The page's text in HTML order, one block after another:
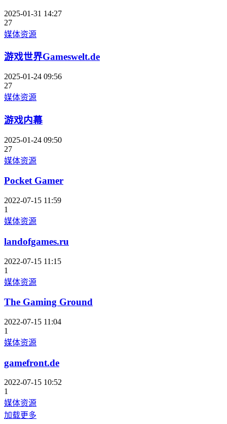
2025-01-31 14:27
27
媒体资源
游戏世界Gameswelt.de
2025-01-24 09:56
27
媒体资源
游戏内幕
2025-01-24 09:50
27
媒体资源
Pocket Gamer
2022-07-15 11:59
1
媒体资源
landofgames.ru
2022-07-15 11:15
1
媒体资源
The Gaming Ground
2022-07-15 11:04
1
媒体资源
gamefront.de
2022-07-15 10:52
1
媒体资源
加载更多